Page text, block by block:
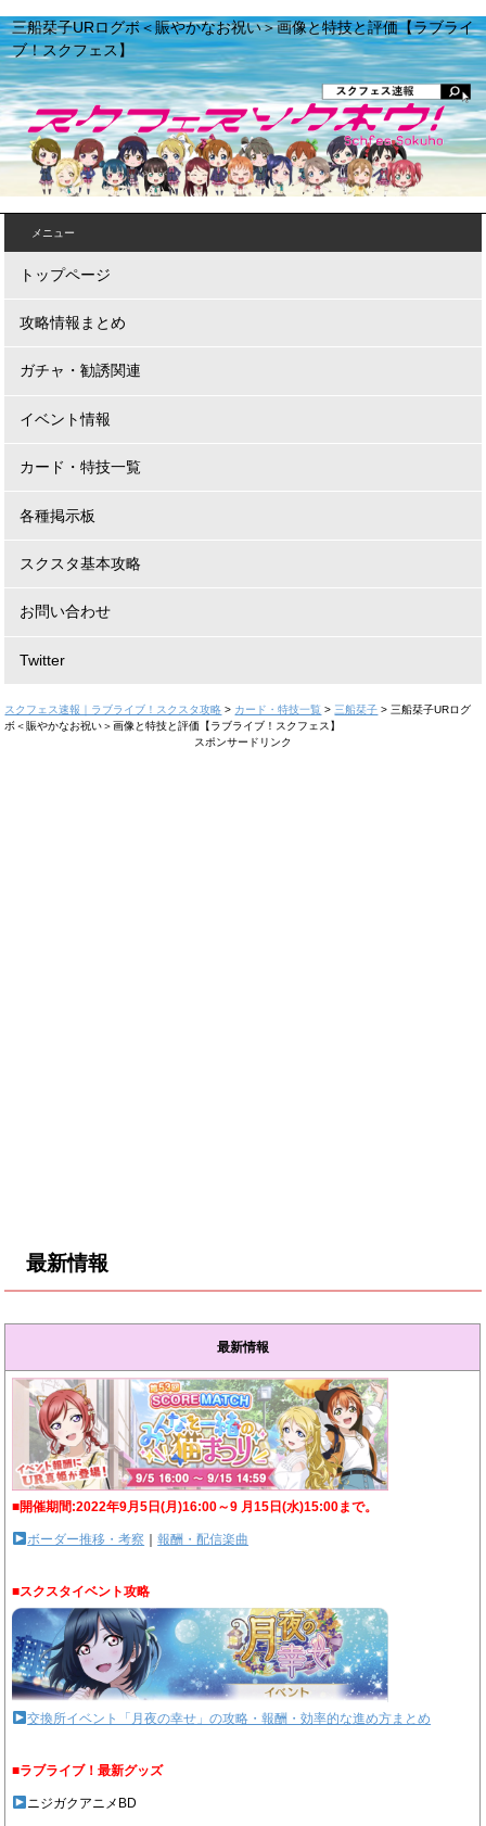
三船栞子URログボ＜賑やかなお祝い＞画像と特技と評価【ラブライ
ブ！スクフェス】
メニュー
トップページ
攻略情報まとめ
ガチャ・勧誘関連
イベント情報
カード・特技一覧
各種掲示板
スクスタ基本攻略
お問い合わせ
Twitter
スクフェス速報｜ラブライブ！スクスタ攻略 > カード・特技一覧 > 三船栞子 > 三船栞子URログ
ボ＜賑やかなお祝い＞画像と特技と評価【ラブライブ！スクフェス】
スポンサードリンク
最新情報
最新情報
■開催期間:2022年9月5日(月)16:00～9 月15日(水)15:00まで。
ボーダー推移・考察 ｜報酬・配信楽曲
■スクスタイベント攻略
交換所イベント「月夜の幸せ」の攻略・報酬・効率的な進め方まとめ
■ラブライブ！最新グッズ
ニジガクアニメBD